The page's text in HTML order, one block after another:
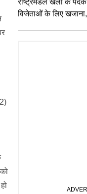
विजेताओं के लिए खजाना,